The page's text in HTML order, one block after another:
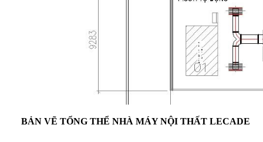
BẢN VẼ TỔNG THỂ NHÀ MÁY NỘI THẤT LECADE